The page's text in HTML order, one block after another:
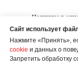
© ООО
Каталог
Политика в
Сайт использует
Нажмите «Принять»,
cookie и данных о
Запретить обработку